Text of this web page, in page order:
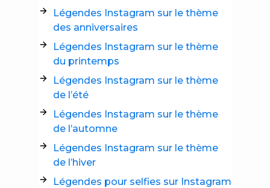
Légendes Instagram sur le thème
des anniversaires
Légendes Instagram sur le thème
du printemps
Légendes Instagram sur le thème
de l’été
Légendes Instagram sur le thème
de l’automne
Légendes Instagram sur le thème
de l’hiver
Légendes pour selfies sur Instagram